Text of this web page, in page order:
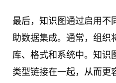
最后，知识图通过启用不
助数据集成。通常，组织
库、格式和系统中。知识
类型链接在一起，从而更